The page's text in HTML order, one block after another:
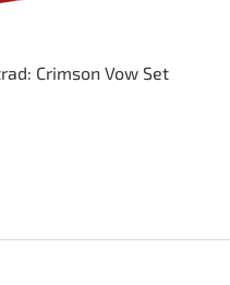
Crimson Vow Set